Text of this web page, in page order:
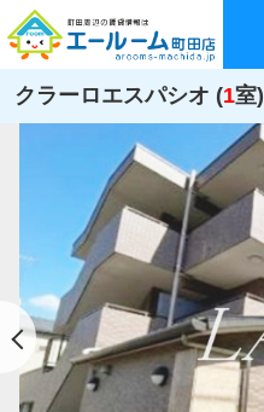
クラーロエスパシオ (1室)